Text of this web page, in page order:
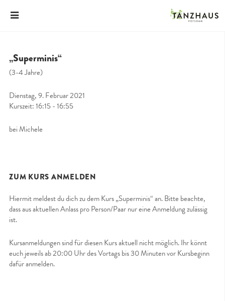
„Superminis“
(3-4 Jahre)
Dienstag, 9. Februar 2021
Kurszeit: 16:15 - 16:55
bei Michele
ZUM KURS ANMELDEN
Hiermit meldest du dich zu dem Kurs „Superminis“ an. Bitte beachte,
dass aus aktuellen Anlass pro Person/Paar nur eine Anmeldung zulässig
ist.
Kursanmeldungen sind für diesen Kurs aktuell nicht möglich. Ihr könnt
euch jeweils ab 20:00 Uhr des Vortags bis 30 Minuten vor Kursbeginn
dafür anmelden.